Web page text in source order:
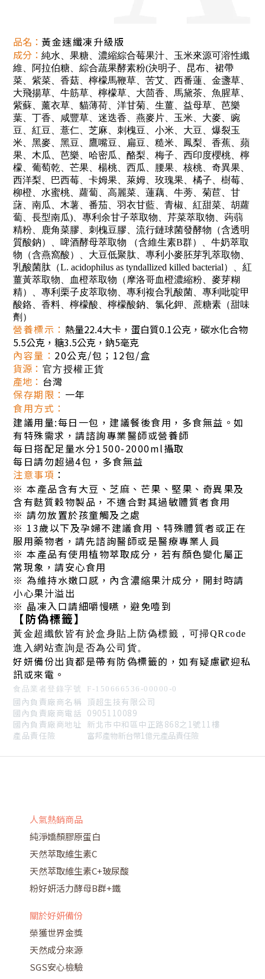
品名 ： 黃金速纖凍升級版
成分： 純水、果糖、濃縮綜合莓果汁、玉米來源可溶性纖
維、阿拉伯糖、綜合蔬果酵素粉(決明子、昆布、裙帶
菜、紫菜、香菇、檸檬馬鞭草、苦艾、西番蓮、金盞草、
大飛揚草、牛筋草、檸檬草、大茴香、馬黛茶、魚腥草、
紫蘇、薰衣草、貓薄荷、洋甘菊、生薑、益母草、芭樂
葉、丁香、咸豐草、迷迭香、燕麥片、玉米、大麥、豌
豆、紅豆、薏仁、芝麻、刺槐豆、小米、大豆、爆裂玉
米、黑麥、黑豆、鷹嘴豆、扁豆、糙米、鳳梨、香蕉、蘋
果、木瓜、芭樂、哈密瓜、酪梨、梅子、西印度櫻桃、檸
檬、葡萄乾、芒果、楊桃、西瓜、腰果、核桃、奇異果、
西洋梨、巴西莓、卡姆果、萊姆、玫瑰果、橘子、樹莓、
柳橙、水蜜桃、蘿蔔、高麗菜、蓮藕、牛蒡、菊苣、甘
藷、南瓜、木薯、番茄、羽衣甘藍、青椒、紅甜菜、胡蘿
蔔、長型南瓜)、專利余甘子萃取物、芹菜萃取物、蒟蒻
精粉、鹿角菜膠、刺槐豆膠、流行鏈球菌發酵物（含透明
質酸鈉）、啤酒酵母萃取物 （含維生素B群）、牛奶萃取
物（含燕窩酸）、大豆低聚肽、專利小麥胚芽乳萃取物、
乳酸菌肽（L. acidophilus as tyndallized killed bacterial）、紅
薑黃萃取物、血橙萃取物（摩洛哥血橙濃縮粉、麥芽糊
精）、專利栗子皮萃取物、專利複合乳酸菌、專利吡啶甲
酸鉻、香料、檸檬酸、檸檬酸鈉、氯化鉀、蔗糖素（甜味
劑）
營養標示： 熱量22.4大卡，蛋白質0.1公克，碳水化合物
5.5公克，糖3.5公克，鈉5毫克
內容量 ： 20公克/包；12包/盒
貨源 ： 官方授權正貨
產地 ： 台灣
保存期限 ： 一年
食用方式 ：
建議用量:每日一包，建議餐後食用，多食無益。如
有特殊需求，請諮詢專業醫師或營養師
每日搭配足量水分1500-2000ml攝取
每日請勿超過4包，多食無益
注意事項 ：
※ 本產品含有大豆、芝麻、芒果、堅果、奇異果及
含有麩質穀物製品，不適合對其過敏體質者食用
※ 請勿放置於孩童觸及之處
※ 13歲以下及孕婦不建議食用、特殊體質者或正在
服用藥物者，請先諮詢醫師或是醫療專業人員
※ 本產品有使用植物萃取成分，若有顏色變化屬正
常現象，請安心食用
※ 為維持水嫩口感，內含濃縮果汁成分，開封時請
小心果汁溢出
※ 晶凍入口請細嚼慢嚥，避免噎到
【防偽標籤】
黃金超纖飲皆有於盒身貼上防偽標籤，可掃QRcode
進入網站查詢是否為公司貨。
好妍備份出貨都是帶有防偽標籤的，如有疑慮歡迎私
訊或來電。
食品業者登錄字號 F-150666536-00000-0
國內負責廠商名稱 頂超生技有限公司
國內負責廠商電話 0905110089
國內負責廠商地址 新北市中和區中正路868之1號11樓
產品責任險 富邦產物新台幣1億元產品責任險
人氣熱銷商品
純淨嬌顏膠原蛋白
天然萃取維生素C
天然萃取維生素C+玻尿酸
粉好妍活力酵母B群+鐵
關於好妍備份
榮獲世界金獎
天然成分來源
SGS安心檢驗